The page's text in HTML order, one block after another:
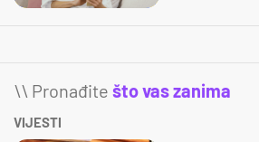
\\ Pronađite što vas zanima
VIJESTI